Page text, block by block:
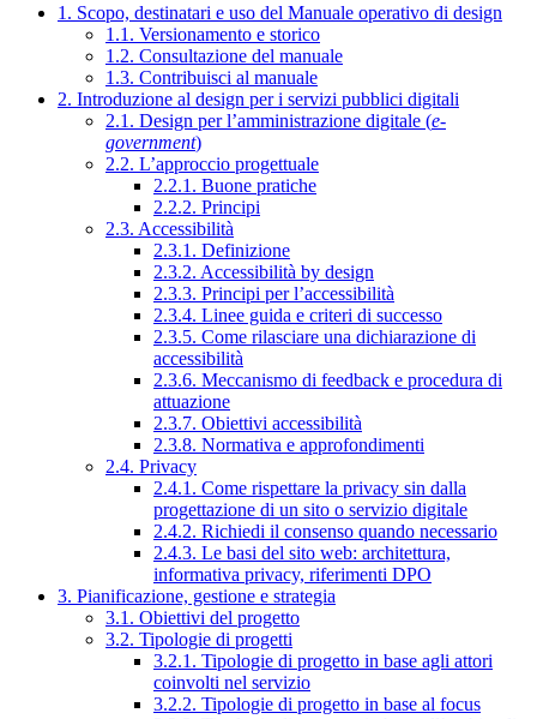
1. Scopo, destinatari e uso del Manuale operativo di design
1.1. Versionamento e storico
1.2. Consultazione del manuale
1.3. Contribuisci al manuale
2. Introduzione al design per i servizi pubblici digitali
2.1. Design per l’amministrazione digitale (e-
government)
2.2. L’approccio progettuale
2.2.1. Buone pratiche
2.2.2. Principi
2.3. Accessibilità
2.3.1. Definizione
2.3.2. Accessibilità by design
2.3.3. Principi per l’accessibilità
2.3.4. Linee guida e criteri di successo
2.3.5. Come rilasciare una dichiarazione di
accessibilità
2.3.6. Meccanismo di feedback e procedura di
attuazione
2.3.7. Obiettivi accessibilità
2.3.8. Normativa e approfondimenti
2.4. Privacy
2.4.1. Come rispettare la privacy sin dalla
progettazione di un sito o servizio digitale
2.4.2. Richiedi il consenso quando necessario
2.4.3. Le basi del sito web: architettura,
informativa privacy, riferimenti DPO
3. Pianificazione, gestione e strategia
3.1. Obiettivi del progetto
3.2. Tipologie di progetti
3.2.1. Tipologie di progetto in base agli attori
coinvolti nel servizio
3.2.2. Tipologie di progetto in base al focus